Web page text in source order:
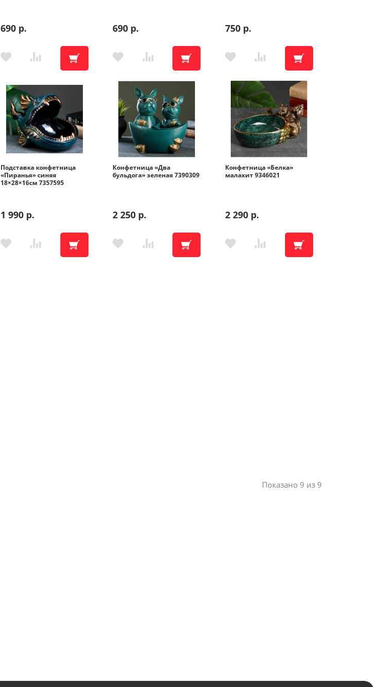
ул. Ленина, 45-Б Бытовая техника
ул. Ленина, 45-Б Цифровая техника
ул. Б. Хмельницкого, 36
ул. Ленина, 60
690 р. 690 р. 750 р.
Подставка конфетница
«Пиранья» синяя
18×28×16см 7357595
1 990 р.
Конфетница «Два
бульдога» зеленая 7390309
2 250 р.
Конфетница «Белка»
малахит 9346021
2 290 р.
Показано 9 из 9